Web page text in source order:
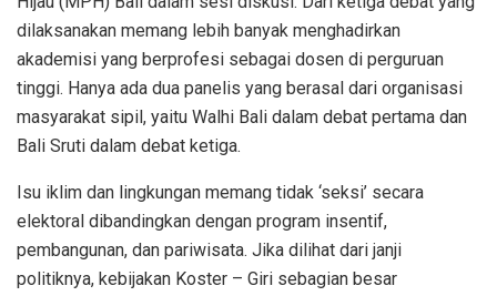
dilaksanakan memang lebih banyak menghadirkan
akademisi yang berprofesi sebagai dosen di perguruan
tinggi. Hanya ada dua panelis yang berasal dari organisasi
masyarakat sipil, yaitu Walhi Bali dalam debat pertama dan
Bali Sruti dalam debat ketiga.
Isu iklim dan lingkungan memang tidak ‘seksi’ secara
elektoral dibandingkan dengan program insentif,
pembangunan, dan pariwisata. Jika dilihat dari janji
politiknya, kebijakan Koster – Giri sebagian besar